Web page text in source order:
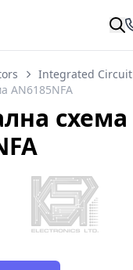
Integrated Circuit
AN6185NFA
схема